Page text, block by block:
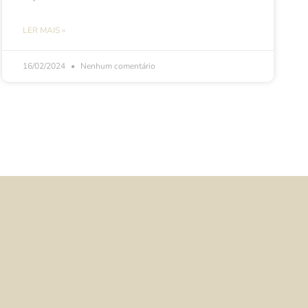
LER MAIS »
16/02/2024 Nenhum comentário